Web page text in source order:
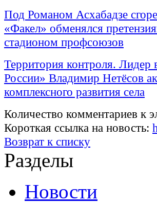
Под Романом Асхабадзе
«Факел» обменялся
стадионом профсоюзов
Территория контроля.
России» Владимир Нетёсов
комплексного развития села
Количество комментариев к
Короткая ссылка на новость:
Возврат к списку
Разделы
Новости